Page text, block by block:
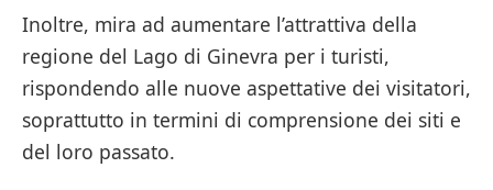
Inoltre, mira ad aumentare l’attrattiva della
regione del Lago di Ginevra per i turisti,
rispondendo alle nuove aspettative dei visitatori,
soprattutto in termini di comprensione dei siti e
del loro passato.